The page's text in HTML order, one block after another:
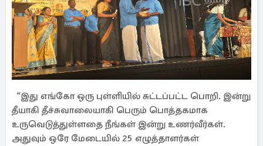
“இது எங்கோ ஒரு புள்ளியில் சுட்டப்பட்ட பொறி. இன்று
தீயாகி தீச்சுவாலையாகி பெரும் பொத்தகமாக
உருவெடுத்துள்ளதை நீங்கள் இன்று உணர்வீர்கள்.
அதுவும் ஒரே மேடையில் 25 எழுத்தாளர்கள்